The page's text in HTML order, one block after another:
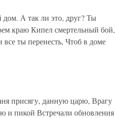
ли это, друг? Ты
краю Кипел смертельный бой,
ты перенесть, Чтоб в доме
присягу, данную царю, Врагу
и пикой Встречали обновления